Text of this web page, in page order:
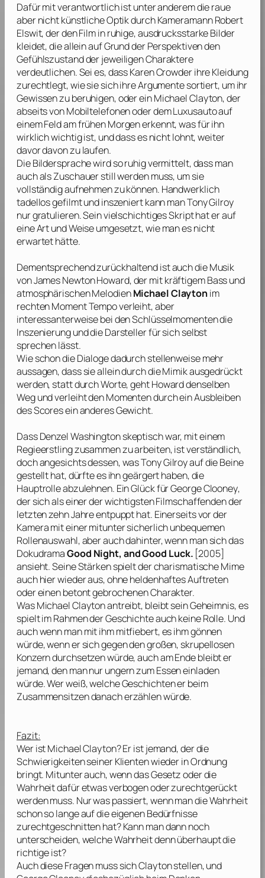
Dafür mit verantwortlich ist unter anderem die raue
aber nicht künstliche Optik durch KameramannRobert
Elswit, der den Film in ruhige, ausdrucksstarke Bilder
kleidet, die allein auf Grund der Perspektiven den
Gefühlszustand der jeweiligen Charaktere
verdeutlichen. Sei es, dass Karen Crowder ihre Kleidung
zurechtlegt, wie sie sich ihre Argumente sortiert, um ihr
Gewissen zu beruhigen, oder ein Michael Clayton, der
abseits von Mobiltelefonen oder dem Luxusauto auf
einem Feld am frühen Morgen erkennt, was für ihn
wirklich wichtig ist, und dass es nicht lohnt, weiter
davor davon zu laufen.
Die Bildersprache wird so ruhig vermittelt, dass man
auch als Zuschauer still werden muss, um sie
vollständig aufnehmen zu können. Handwerklich
tadellos gefilmt und inszeniert kann manTony Gilroy
nur gratulieren. Sein vielschichtiges Skript hat er auf
eine Art und Weise umgesetzt, wie man es nicht
erwartet hätte.
Dementsprechend zurückhaltend ist auch die Musik
vonJames Newton Howard, der mit kräftigem Bass und
atmosphärischen MelodienMichael Claytonim
rechten Moment Tempo verleiht, aber
interessanterweise bei den Schlüsselmomenten die
Inszenierung und die Darsteller für sich selbst
sprechen lässt.
Wie schon die Dialoge dadurch stellenweise mehr
aussagen, dass sie allein durch die Mimik ausgedrückt
werden, statt durch Worte, gehtHowarddenselben
Weg und verleiht den Momenten durch ein Ausbleiben
des Scores ein anderes Gewicht.
DassDenzel Washingtonskeptisch war, mit einem
Regieerstling zusammen zu arbeiten, ist verständlich,
doch angesichts dessen, wasTony Gilroyauf die Beine
gestellt hat, dürfte es ihn geärgert haben, die
Hauptrolle abzulehnen. Ein Glück fürGeorge Clooney,
der sich als einer der wichtigsten Filmschaffenden der
letzten zehn Jahre entpuppt hat. Einerseits vor der
Kamera mit einer mitunter sicherlich unbequemen
Rollenauswahl, aber auch dahinter, wenn man sich das
DokudramaGood Night, and Good Luck. [2005]
ansieht. Seine Stärken spielt der charismatische Mime
auch hier wieder aus, ohne heldenhaftes Auftreten
oder einen betont gebrochenen Charakter.
Was Michael Clayton antreibt, bleibt sein Geheimnis, es
spielt im Rahmen der Geschichte auch keine Rolle. Und
auch wenn man mit ihm mitfiebert, es ihm gönnen
würde, wenn er sich gegen den großen, skrupellosen
Konzern durchsetzen würde, auch am Ende bleibt er
jemand, den man nur ungern zum Essen einladen
würde. Wer weiß, welche Geschichten er beim
Zusammensitzen danach erzählen würde.
Fazit:
Wer ist Michael Clayton? Er ist jemand, der die
Schwierigkeiten seiner Klienten wieder in Ordnung
bringt. Mitunter auch, wenn das Gesetz oder die
Wahrheit dafür etwas verbogen oder zurechtgerückt
werden muss. Nur was passiert, wenn man die Wahrheit
schon so lange auf die eigenen Bedürfnisse
zurechtgeschnitten hat? Kann man dann noch
unterscheiden, welche Wahrheit denn überhaupt die
richtige ist?
Auch diese Fragen muss sich Clayton stellen, und